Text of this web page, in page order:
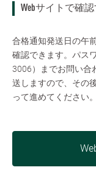
Webサイトで確
合格通知発送日の午
確認できます。パス
3006）までお問い合
送しますので、その
って進めてください。